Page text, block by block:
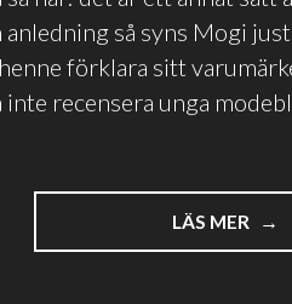
anledning så syns Mogi
förklara sitt
inte recensera unga
LÄS MER